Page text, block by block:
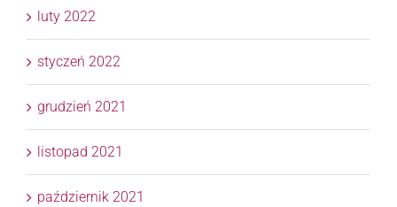
luty 2022
styczeń 2022
grudzień 2021
listopad 2021
październik 2021